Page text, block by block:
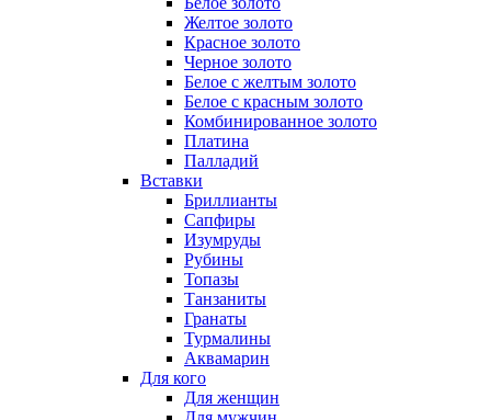
Желтое золото
Красное золото
Черное золото
Белое с желтым золото
Белое с красным золото
Комбинированное золото
Платина
Палладий
Вставки
Бриллианты
Сапфиры
Изумруды
Рубины
Топазы
Танзаниты
Гранаты
Турмалины
Аквамарин
Для кого
Для женщин